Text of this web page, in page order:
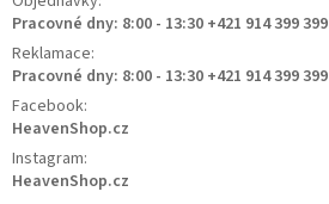
Pracovné dny: 8:00 - 13:30 +421 914 399 399
Reklamace:
Pracovné dny: 8:00 - 13:30 +421 914 399 399
Facebook:
HeavenShop.cz
Instagram:
HeavenShop.cz